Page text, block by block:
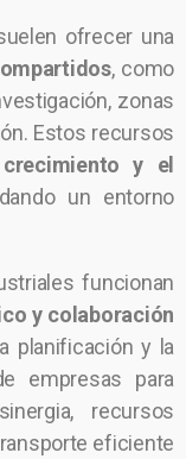
ofrecer una
, como
zonas
Estos recursos
y el
un entorno
funcionan
y colaboración
planificación y la
empresas para
recursos
eficiente